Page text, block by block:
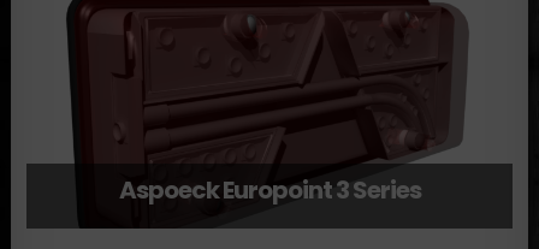
Aspoeck Europoint 3 Series